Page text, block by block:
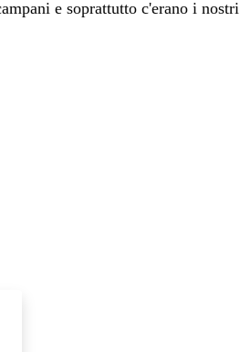
e soprattutto c'erano i